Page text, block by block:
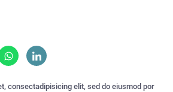
consectadipisicing elit, sed do eiusmod por